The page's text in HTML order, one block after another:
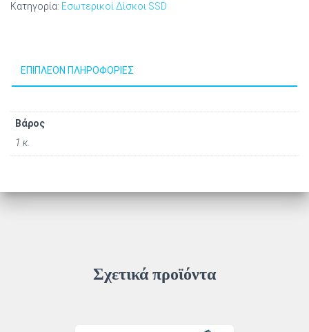
Κατηγορία: Εσωτερικοί Δίσκοι SSD
ΕΠΙΠΛΈΟΝ ΠΛΗΡΟΦΟΡΊΕΣ
Βάρος
1 κ.
Σχετικά προϊόντα